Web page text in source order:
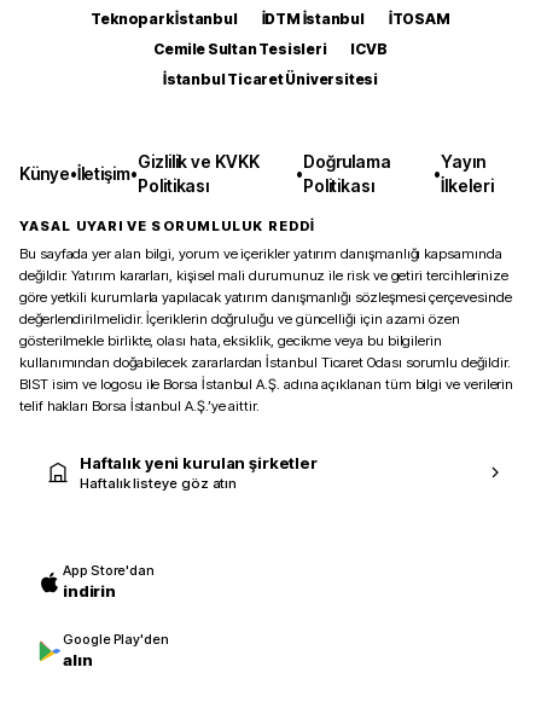
Teknopark İstanbul
İDTM İstanbul
İTOSAM
Cemile Sultan Tesisleri
ICVB
İstanbul Ticaret Üniversitesi
Künye•İletişim•
Gizlilik ve KVKK
Politikası
•
Doğrulama
Politikası
•
Yayın
İlkeleri
YASAL UYARI VE SORUMLULUK REDDİ
Bu sayfada yer alan bilgi, yorum ve içerikler yatırım danışmanlığı kapsamında
değildir. Yatırım kararları, kişisel mali durumunuz ile risk ve getiri tercihlerinize
göre yetkili kurumlarla yapılacak yatırım danışmanlığı sözleşmesi çerçevesinde
değerlendirilmelidir. İçeriklerin doğruluğu ve güncelliği için azami özen
gösterilmekle birlikte, olası hata, eksiklik, gecikme veya bu bilgilerin
kullanımından doğabilecek zararlardan İstanbul Ticaret Odası sorumlu değildir.
BIST isim ve logosu ile Borsa İstanbul A.Ş. adına açıklanan tüm bilgi ve verilerin
telif hakları Borsa İstanbul A.Ş.’ye aittir.
Haftalık yeni kurulan şirketler
Haftalık listeye göz atın
App Store'dan
indirin
Google Play'den
alın